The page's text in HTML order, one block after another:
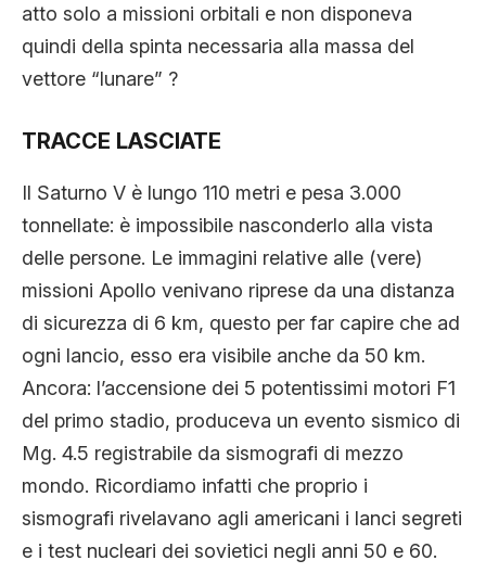
atto solo a missioni orbitali e non disponeva
quindi della spinta necessaria alla massa del
vettore “lunare” ?
TRACCE LASCIATE
Il Saturno V è lungo 110 metri e pesa 3.000
tonnellate: è impossibile nasconderlo alla vista
delle persone. Le immagini relative alle (vere)
missioni Apollo venivano riprese da una distanza
di sicurezza di 6 km, questo per far capire che ad
ogni lancio, esso era visibile anche da 50 km.
Ancora: l’accensione dei 5 potentissimi motori F1
del primo stadio, produceva un evento sismico di
Mg. 4.5 registrabile da sismografi di mezzo
mondo. Ricordiamo infatti che proprio i
sismografi rivelavano agli americani i lanci segreti
e i test nucleari dei sovietici negli anni 50 e 60.